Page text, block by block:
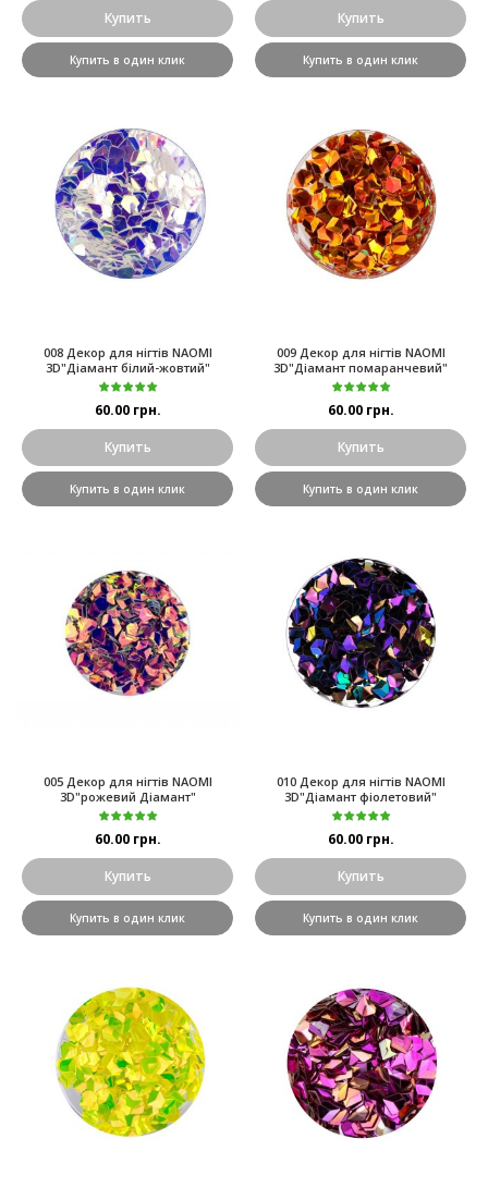
Купить
Купить в один клик
Купить
Купить в один клик
008 Декор для нігтів NAOMI
3D"Діамант білий-жовтий"
60.00 грн.
Купить
Купить в один клик
009 Декор для нігтів NAOMI
3D"Діамант помаранчевий"
60.00 грн.
Купить
Купить в один клик
005 Декор для нігтів NAOMI
3D"рожевий Діамант"
60.00 грн.
Купить
Купить в один клик
010 Декор для нігтів NAOMI
3D"Діамант фіолетовий"
60.00 грн.
Купить
Купить в один клик